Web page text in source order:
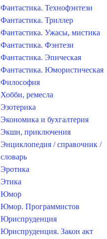
Фантастика. Технофэнтези
Фантастика. Триллер
Фантастика. Ужасы, мистика
Фантастика. Фэнтези
Фантастика. Эпическая
Фантастика. Юмористическая
Философия
Хобби, ремесла
Эзотерика
Экономика и бухгалтерия
Экшн, приключения
Энциклопедия / справочник /
словарь
Эротика
Этика
Юмор
Юмор. Программистов
Юриспруденция
Юриспруденция. Закон акт